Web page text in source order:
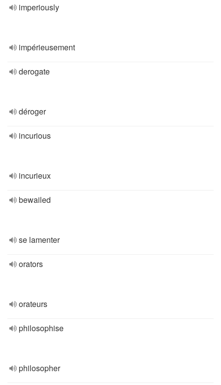
imperiously
impérieusement
derogate
déroger
incurious
incurieux
bewailed
se lamenter
orators
orateurs
philosophise
philosopher